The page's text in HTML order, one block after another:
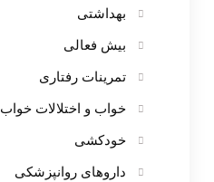
بهداشتی
بیش فعالی
تمرینات رفتاری
خواب و اختلالات خواب
خودکشی
داروهای روانپزشکی